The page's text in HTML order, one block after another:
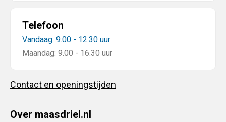
Telefoon
Vandaag: 9.00 - 12.30 uur
Maandag: 9.00 - 16.30 uur
Contact en openingstijden
Over maasdriel.nl